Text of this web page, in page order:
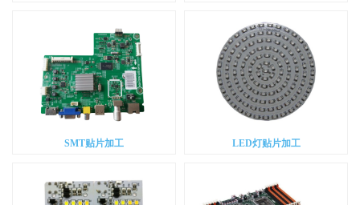
SMT贴片加工 LED灯贴片加工